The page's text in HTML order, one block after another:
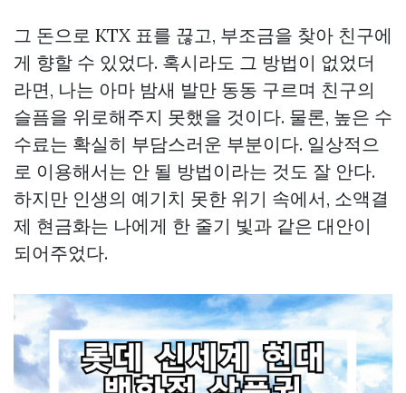
그 돈으로 KTX 표를 끊고, 부조금을 찾아 친구에
게 향할 수 있었다. 혹시라도 그 방법이 없었더
라면, 나는 아마 밤새 발만 동동 구르며 친구의
슬픔을 위로해주지 못했을 것이다. 물론, 높은 수
수료는 확실히 부담스러운 부분이다. 일상적으
로 이용해서는 안 될 방법이라는 것도 잘 안다.
하지만 인생의 예기치 못한 위기 속에서, 소액결
제 현금화는 나에게 한 줄기 빛과 같은 대안이
되어주었다.